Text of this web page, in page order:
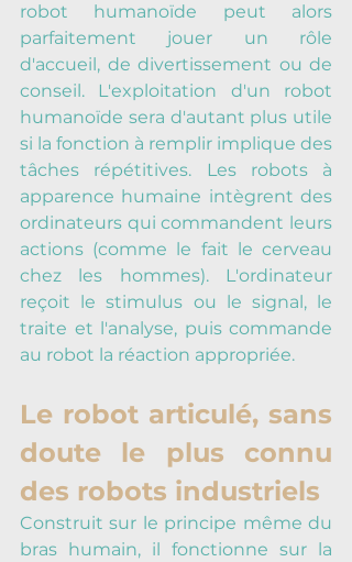
robot humanoïde peut alors
parfaitement jouer un rôle
d'accueil, de divertissement ou de
conseil. L'exploitation d'un robot
humanoïde sera d'autant plus utile
si la fonction à remplir implique des
tâches répétitives. Les robots à
apparence humaine intègrent des
ordinateurs qui commandent leurs
actions (comme le fait le cerveau
chez les hommes). L'ordinateur
reçoit le stimulus ou le signal, le
traite et l'analyse, puis commande
au robot la réaction appropriée.
Le robot articulé, sans
doute le plus connu
des robots industriels
Construit sur le principe même du
bras humain, il fonctionne sur la